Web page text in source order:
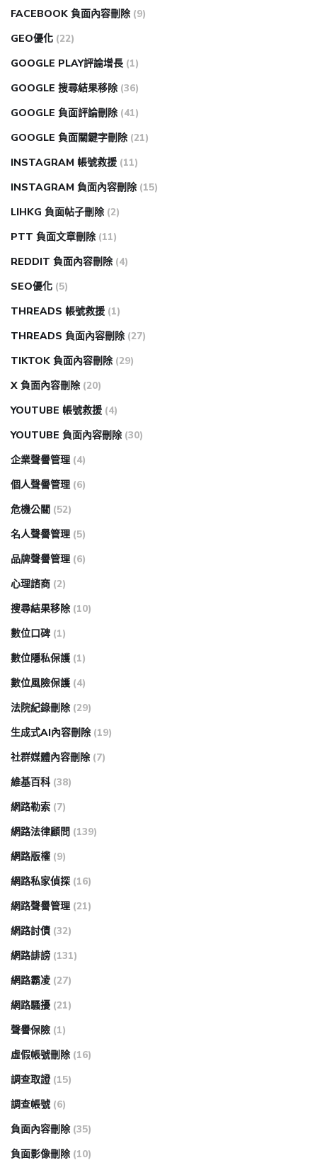
FACEBOOK 負面內容刪除 (9)
GEO優化 (22)
GOOGLE PLAY評論增長 (1)
GOOGLE 搜尋結果移除 (36)
GOOGLE 負面評論刪除 (41)
GOOGLE 負面關鍵字刪除 (21)
INSTAGRAM 帳號救援 (11)
INSTAGRAM 負面內容刪除 (15)
LIHKG 負面帖子刪除 (2)
PTT 負面文章刪除 (11)
REDDIT 負面內容刪除 (4)
SEO優化 (5)
THREADS 帳號救援 (1)
THREADS 負面內容刪除 (27)
TIKTOK 負面內容刪除 (29)
X 負面內容刪除 (20)
YOUTUBE 帳號救援 (4)
YOUTUBE 負面內容刪除 (30)
企業聲譽管理 (4)
個人聲譽管理 (6)
危機公關 (52)
名人聲譽管理 (5)
品牌聲譽管理 (6)
心理諮商 (2)
搜尋結果移除 (10)
數位口碑 (1)
數位隱私保護 (1)
數位風險保護 (4)
法院紀錄刪除 (29)
生成式AI內容刪除 (19)
社群媒體內容刪除 (7)
維基百科 (38)
網路勒索 (7)
網路法律顧問 (139)
網路版權 (9)
網路私家偵探 (16)
網路聲譽管理 (21)
網路討債 (32)
網路誹謗 (131)
網路霸凌 (27)
網路騷擾 (21)
聲譽保險 (1)
虛假帳號刪除 (16)
調查取證 (15)
調查帳號 (6)
負面內容刪除 (35)
負面影像刪除 (10)